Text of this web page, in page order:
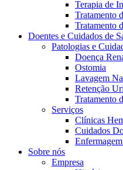
Em diálogo com a B.
Terapia de
Tratamento
Tratamento
Doentes e Cuidados de
Patologias e
Doença
Ostomia
Lavagem
Retenção
Tratamento
Serviços
Clínicas
Cuidados
Sobre nós
Empresa